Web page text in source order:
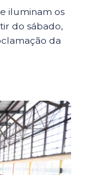
iluminam os
do sábado,
da